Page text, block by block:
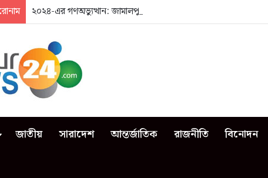
২০২৪-এর গণঅভ্যুত্থান: জামালপুরে কী কী ঘটেছিল?
জাতীয় সারাদেশ আন্তর্জাতিক রাজনীতি বিনোদন